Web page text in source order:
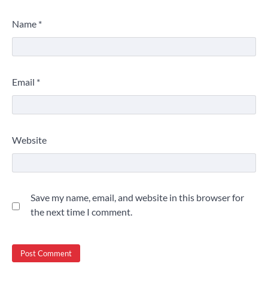
Name *
Email *
Website
Save my name, email, and website in this browser for
the next time I comment.